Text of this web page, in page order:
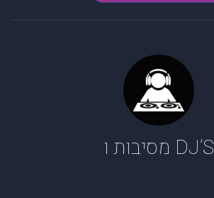
DJ’S מסיבות ו